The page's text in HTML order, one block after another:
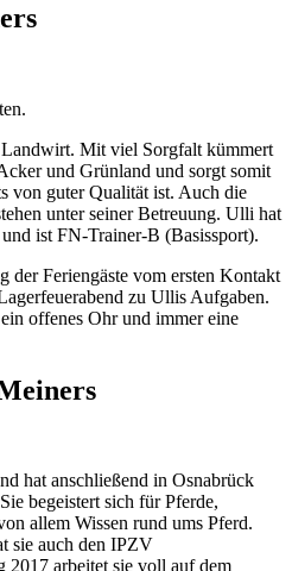
Mit viel Sorgfalt kümmert
und Grünland und sorgt somit
von guter Qualität ist. Auch die
unter seiner Betreuung. Ulli hat
ist FN-Trainer-B (Basissport).
der Feriengäste vom ersten Kontakt
zu Ullis Aufgaben.
offenes Ohr und immer eine
hat anschließend in Osnabrück
begeistert sich für Pferde,
allem Wissen rund ums Pferd.
sie auch den IPZV
2017 arbeitet sie voll auf dem